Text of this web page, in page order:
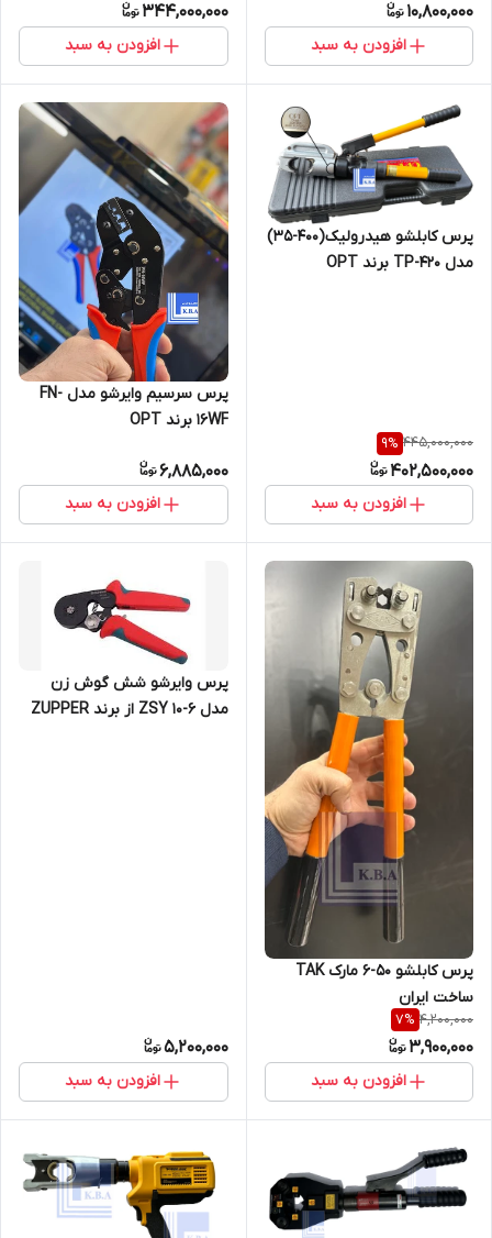
10,800,000
افزودن به سبد
344,000,000
افزودن به سبد
پرس کابلشو هیدرولیک(400-35)
مدل TP-420 برند OPT
445,000,000
9%
402,500,000
افزودن به سبد
پرس سرسیم وایرشو مدل FN-
16WF برند OPT
6,885,000
افزودن به سبد
پرس کابلشو 50-6 مارک TAK
ساخت ایران
4,200,000
7%
3,900,000
افزودن به سبد
پرس وایرشو شش گوش زن
مدل ZSY 10-6 از برند ZUPPER
5,200,000
افزودن به سبد